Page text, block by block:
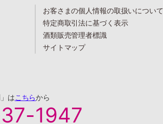
お客さまの個人情報の取扱いについて
特定商取引法に基づく表示
酒類販売管理者標識
サイトマップ
はこちらから
1947